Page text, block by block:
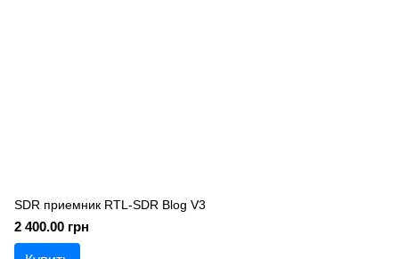
SDR приемник RTL-SDR Blog V3
2 400.00 грн